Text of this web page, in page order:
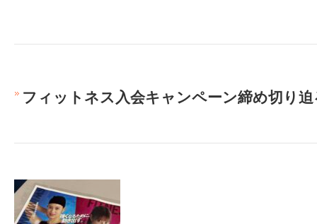
フィットネス入会キャンペーン締め切り迫